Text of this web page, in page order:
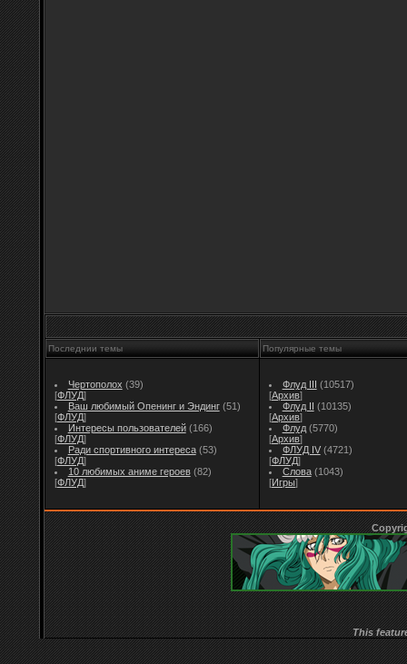
Последнии темы Популярные темы
Чертополох (39)
[ФЛУД]
Ваш любимый Опенинг и Эндинг (51)
[ФЛУД]
Интересы пользователей (166)
[ФЛУД]
Ради спортивного интереса (53)
[ФЛУД]
10 любимых аниме героев (82)
[ФЛУД]
Флуд III (10517)
[Архив]
Флуд II (10135)
[Архив]
Флуд (5770)
[Архив]
ФЛУД IV (4721)
[ФЛУД]
Слова (1043)
[Игры]
This